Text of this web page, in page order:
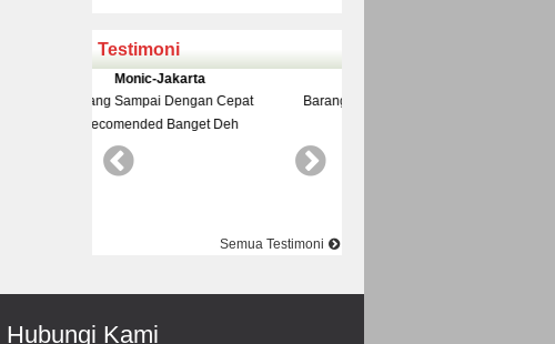
Testimoni
Yudi-Bekasi
Barang Dan Harga Sesuai Kualitasnya
Top Nya Pake Banget
Semua Testimoni
Hubungi Kami